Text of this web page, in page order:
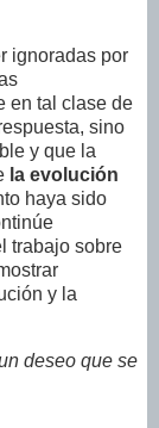
ignoradas por
en tal clase de
sino
y que la
la evolución
haya sido
trabajo sobre
y la
deseo que se